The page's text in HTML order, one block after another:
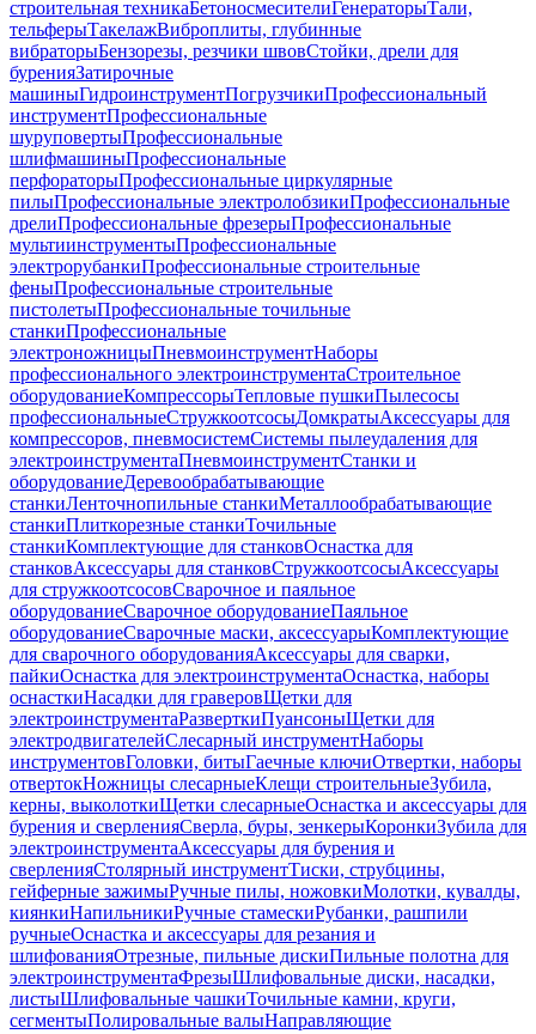
строительная техникаБетоносмесителиГенераторыТали,
тельферыТакелажВиброплиты, глубинные
вибраторыБензорезы, резчики швовСтойки, дрели для
буренияЗатирочные
машиныГидроинструментПогрузчикиПрофессиональный
инструментПрофессиональные
шуруповертыПрофессиональные
шлифмашиныПрофессиональные
перфораторыПрофессиональные циркулярные
пилыПрофессиональные электролобзикиПрофессиональные
дрелиПрофессиональные фрезерыПрофессиональные
мультиинструментыПрофессиональные
электрорубанкиПрофессиональные строительные
феныПрофессиональные строительные
пистолетыПрофессиональные точильные
станкиПрофессиональные
электроножницыПневмоинструментНаборы
профессионального электроинструментаСтроительное
оборудованиеКомпрессорыТепловые пушкиПылесосы
профессиональныеСтружкоотсосыДомкратыАксессуары для
компрессоров, пневмосистемСистемы пылеудаления для
электроинструментаПневмоинструментСтанки и
оборудованиеДеревообрабатывающие
станкиЛенточнопильные станкиМеталлообрабатывающие
станкиПлиткорезные станкиТочильные
станкиКомплектующие для станковОснастка для
станковАксессуары для станковСтружкоотсосыАксессуары
для стружкоотсосовСварочное и паяльное
оборудованиеСварочное оборудованиеПаяльное
оборудованиеСварочные маски, аксессуарыКомплектующие
для сварочного оборудованияАксессуары для сварки,
пайкиОснастка для электроинструментаОснастка, наборы
оснасткиНасадки для граверовЩетки для
электроинструментаРазверткиПуансоныЩетки для
электродвигателейСлесарный инструментНаборы
инструментовГоловки, битыГаечные ключиОтвертки, наборы
отвертокНожницы слесарныеКлещи строительныеЗубила,
керны, выколоткиЩетки слесарныеОснастка и аксессуары для
бурения и сверленияСверла, буры, зенкерыКоронкиЗубила для
электроинструментаАксессуары для бурения и
сверленияСтолярный инструментТиски, струбцины,
гейферные зажимыРучные пилы, ножовкиМолотки, кувалды,
киянкиНапильникиРучные стамескиРубанки, рашпили
ручныеОснастка и аксессуары для резания и
шлифованияОтрезные, пильные дискиПильные полотна для
электроинструментаФрезыШлифовальные диски, насадки,
листыШлифовальные чашкиТочильные камни, круги,
сегментыПолировальные валыНаправляющие